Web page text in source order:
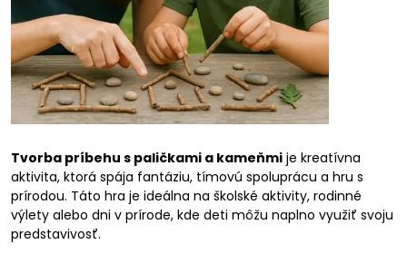
Tvorba príbehu s paličkami a kameňmi je kreatívna
aktivita, ktorá spája fantáziu, tímovú spoluprácu a hru s
prírodou. Táto hra je ideálna na školské aktivity, rodinné
výlety alebo dni v prírode, kde deti môžu naplno využiť svoju
predstavivosť.